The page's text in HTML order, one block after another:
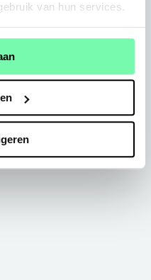
van hun services.